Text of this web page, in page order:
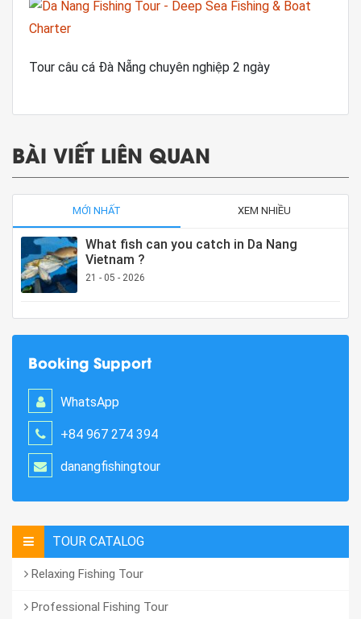
Tour câu cá Đà Nẵng chuyên nghiệp 2 ngày
BÀI VIẾT LIÊN QUAN
MỚI NHẤT XEM NHIỀU
What fish can you catch in Da Nang
Vietnam ?
21 - 05 - 2026
Booking Support
WhatsApp
+84 967 274 394
danangfishingtour
TOUR CATALOG
Relaxing Fishing Tour
Professional Fishing Tour